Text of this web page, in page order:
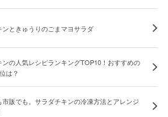
ンときゅうりのごまマヨサラダ
ンの人気レシピランキングTOP10！おすすめの
は？
市販でも。サラダチキンの冷凍方法とアレンジ